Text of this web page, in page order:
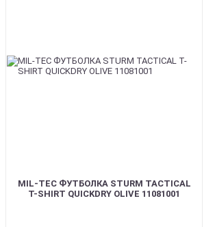
MIL-TEC ФУТБОЛКА STURM TACTICAL
T-SHIRT QUICKDRY OLIVE 11081001